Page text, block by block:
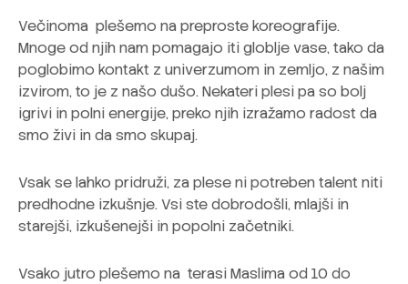
Večinoma plešemo na preproste koreografije.
Mnoge od njih nam pomagajo iti globlje vase, tako da
poglobimo kontakt z univerzumom in zemljo, z našim
izvirom, to je z našo dušo. Nekateri plesi pa so bolj
igrivi in polni energije, preko njih izražamo radost da
smo živi in da smo skupaj.
Vsak se lahko pridruži, za plese ni potreben talent niti
predhodne izkušnje. Vsi ste dobrodošli, mlajši in
starejši, izkušenejši in popolni začetniki.
Vsako jutro plešemo na terasi Maslima od 10 do